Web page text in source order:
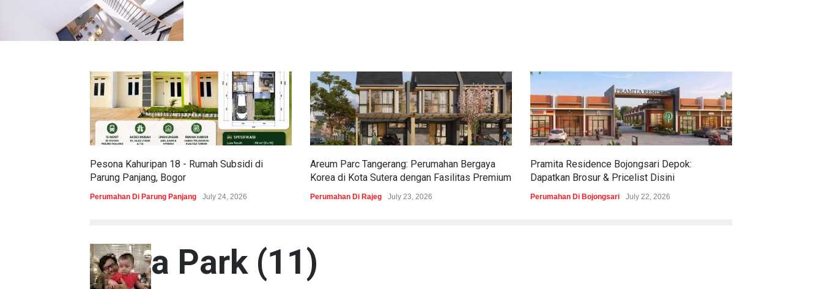
Pesona Kahuripan 18 - Rumah Subsidi di
Parung Panjang, Bogor
Perumahan Di Parung Panjang July 24, 2026
Areum Parc Tangerang: Perumahan Bergaya
Korea di Kota Sutera dengan Fasilitas Premium
Perumahan Di Rajeg July 23, 2026
Pramita Residence Bojongsari Depok:
Dapatkan Brosur & Pricelist Disini
Perumahan Di Bojongsari July 22, 2026
Alera Park (11)